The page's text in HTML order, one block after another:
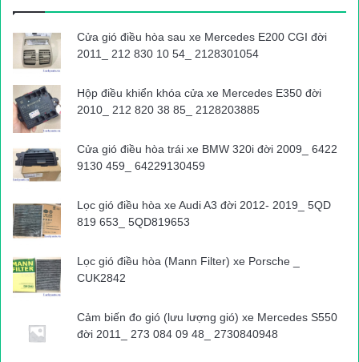
Tin tức mới nhất
Cửa gió điều hòa sau xe Mercedes E200 CGI đời
2011_ 212 830 10 54_ 2128301054
Hộp điều khiển khóa cửa xe Mercedes E350 đời
2010_ 212 820 38 85_ 2128203885
Cửa gió điều hòa trái xe BMW 320i đời 2009_ 6422
9130 459_ 64229130459
Lọc gió điều hòa xe Audi A3 đời 2012- 2019_ 5QD
819 653_ 5QD819653
Lọc gió điều hòa (Mann Filter) xe Porsche _
CUK2842
Cảm biến đo gió (lưu lượng gió) xe Mercedes S550
đời 2011_ 273 084 09 48_ 2730840948